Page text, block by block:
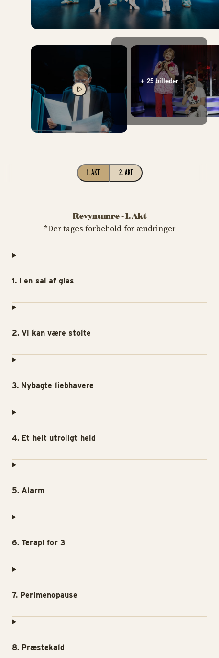
SPIL VIDEO
+ 25 billeder
1. AKT 2. AKT
Revynumre - 1. Akt
*Der tages forbehold for ændringer
1. I en sal af glas
2. Vi kan være stolte
3. Nybagte liebhavere
4. Et helt utroligt held
5. Alarm
6. Terapi for 3
7. Perimenopause
8. Præstekald